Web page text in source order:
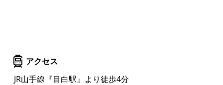
アクセス
JR山手線『目白駅』より徒歩4分